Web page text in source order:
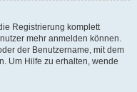
Registrierung komplett
mehr anmelden können.
der Benutzername, mit dem
Um Hilfe zu erhalten, wende